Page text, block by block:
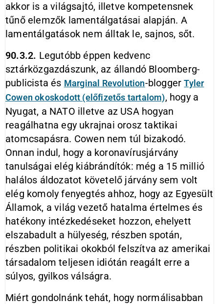
akkor is a világsajtó, illetve kompetensnek
tűnő elemzők lamentálgatásai alapján. A
lamentálgatások nem álltak le, sajnos, sőt.
90.3.2. Legutóbb éppen kedvenc
sztárközgazdászunk, az állandó Bloomberg-
publicista és Marginal Revolution-bloggerTyler
Cowen okoskodott (előfizetős tartalom), hogy a
Nyugat, a NATO illetve az USA hogyan
reagálhatna egy ukrajnai orosz taktikai
atomcsapásra. Cowen nem túl bizakodó.
Onnan indul, hogy a koronavírusjárvány
tanulságai elég kiábrándítók: még a 15 millió
halálos áldozatot követelő járvány sem volt
elég komoly fenyegtés ahhoz, hogy az Egyesült
Államok, a világ vezető hatalma értelmes és
hatékony intézkedéseket hozzon, ehelyett
elszabadult a hülyeség, részben spotán,
részben politikai okokból felszítva az amerikai
társadalom teljesen idiótán reagált erre a
súlyos, gyilkos válságra.
Miért gondolnánk tehát, hogy normálisabban